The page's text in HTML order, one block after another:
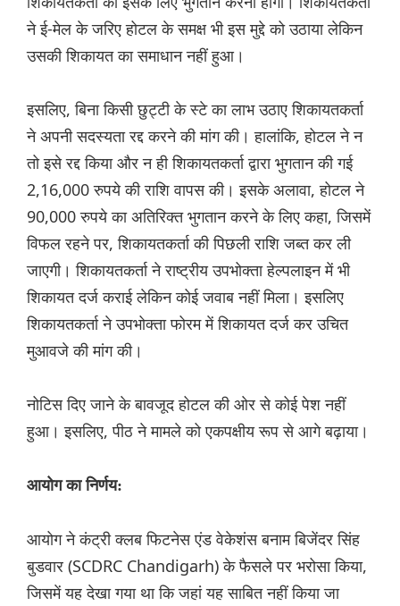
ने ई-मेल के जरिए होटल के समक्ष भी इस मुद्दे को उठाया लेकिन
उसकी शिकायत का समाधान नहीं हुआ।
इसलिए, बिना किसी छुट्टी के स्टे का लाभ उठाए शिकायतकर्ता
ने अपनी सदस्यता रद्द करने की मांग की। हालांकि, होटल ने न
तो इसे रद्द किया और न ही शिकायतकर्ता द्वारा भुगतान की गई
2,16,000 रुपये की राशि वापस की। इसके अलावा, होटल ने
90,000 रुपये का अतिरिक्त भुगतान करने के लिए कहा, जिसमें
विफल रहने पर, शिकायतकर्ता की पिछली राशि जब्त कर ली
जाएगी। शिकायतकर्ता ने राष्ट्रीय उपभोक्ता हेल्पलाइन में भी
शिकायत दर्ज कराई लेकिन कोई जवाब नहीं मिला। इसलिए
शिकायतकर्ता ने उपभोक्ता फोरम में शिकायत दर्ज कर उचित
मुआवजे की मांग की।
नोटिस दिए जाने के बावजूद होटल की ओर से कोई पेश नहीं
हुआ। इसलिए, पीठ ने मामले को एकपक्षीय रूप से आगे बढ़ाया।
आयोग का निर्णय:
आयोग ने कंट्री क्लब फिटनेस एंड वेकेशंस बनाम बिजेंदर सिंह
बुडवार (SCDRC Chandigarh) के फैसले पर भरोसा किया,
जिसमें यह देखा गया था कि जहां यह साबित नहीं किया जा